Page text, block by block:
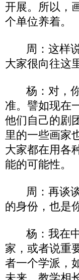
开展。所以，
个单位养着。
周：这样说
大家很向往这
杨：对，你
准。譬如现在
他们自己的剧
里的一些画家
大家都在用各
能的可能性。
周：再谈谈
的身份，也是
杨：我在中
家，或者说重
者一个学派，